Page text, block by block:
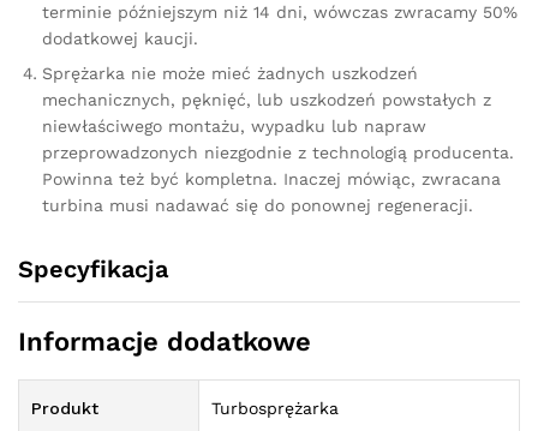
terminie późniejszym niż 14 dni, wówczas zwracamy 50%
dodatkowej kaucji.
Sprężarka nie może mieć żadnych uszkodzeń
mechanicznych, pęknięć, lub uszkodzeń powstałych z
niewłaściwego montażu, wypadku lub napraw
przeprowadzonych niezgodnie z technologią producenta.
Powinna też być kompletna. Inaczej mówiąc, zwracana
turbina musi nadawać się do ponownej regeneracji.
Specyfikacja
Informacje dodatkowe
Produkt Turbosprężarka